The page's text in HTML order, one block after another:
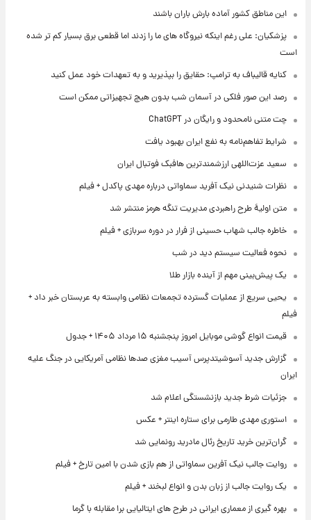
این مناطق کشور آماده بارش باران باشند
پزشکیان: علی رغم اینکه نیروگاه های ما را زدند اما قطعی برق بسیار کم تر شده
است
کنایه قالیباف به ترامپ: حقایق را بپذیرید و به تعهدات خود عمل کنید
رصد این صور فلکی در آسمان شب بدون هیچ تجهیزاتی ممکن است
چت متنی نامحدود و رایگان در ChatGPT
شرایط تفاهم‌نامه به نفع ایران بهبود یافت
سعید عزت‌اللهی ارزشمندترین هافبک فوتبال ایران
نظرات شنیدنی نیک آفرید سماواتی درباره مهدی پاکدل + فیلم
متن اولیۀ طرح راهبردی مدیریت تنگه هرمز منتشر شد
خاطره جالب شهاب حسینی از فرار در دوره سربازی + فیلم
نحوه فعالیت سیستم دید در شب
یک پیش‌بینی مهم از آینده بازار طلا
یحیی سریع از عملیات گسترده تجمعات نظامی وابسته به عربستان خبر داد +
فیلم
قیمت انواع گوشی موبایل امروز پنجشنبه ۱۵ مرداد ۱۴۰۵ + جدول
گزارش جدید آسوشیتدپرس آسیب مغزی صدها نظامی آمریکایی در جنگ علیه
ایران
جزئیات شرط جدید بازنشستگی اعلام شد
استوری مهدی طارمی برای ستاره اینتر + عکس
گران‌ترین خرید تاریخ رئال مادرید رونمایی شد
روایت جالب نیک آفرین سماواتی از هم بازی شدن با امین تارخ + فیلم
یک روایت جالب از زبان بدن و انواع لبخند + فیلم
بهره گیری از معماری ایرانی در طرح های ایتالیایی برا مقابله با گرما